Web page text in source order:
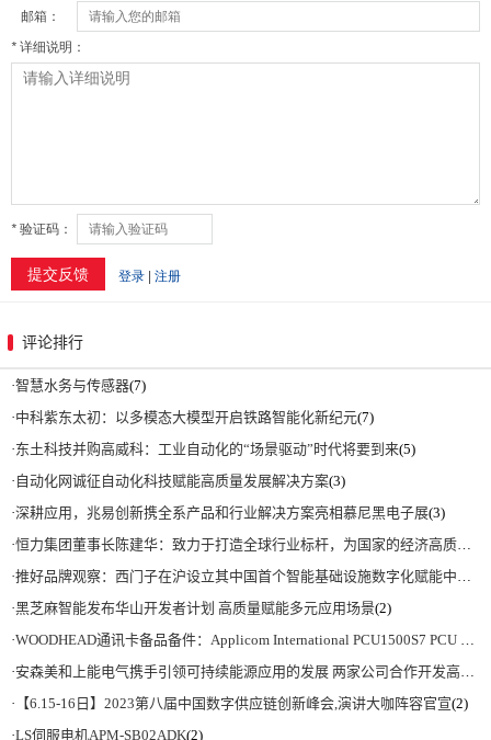
评论排行
·智慧水务与传感器(7)
·中科紫东太初：以多模态大模型开启铁路智能化新纪元(7)
·东土科技并购高威科：工业自动化的“场景驱动”时代将要到来(5)
· 自动化网诚征自动化科技赋能高质量发展解决方案(3)
·深耕应用，兆易创新携全系产品和行业解决方案亮相慕尼黑电子展(3)
·恒力集团董事长陈建华：致力于打造全球行业标杆，为国家的经济高质量发展贡献更大力量|上海电气集团党委书记、董事长吴磊来访
·推好品牌观察：西门子在沪设立其中国首个智能基础设施数字化赋能中心
·黑芝麻智能发布华山开发者计划 高质量赋能多元应用场景(2)
·WOODHEAD通讯卡备品备件：Applicom International PCU1500S7 PCU 1500 S7 V4.5.0
·安森美和上能电气携手引领可持续能源应用的发展 两家公司合作开发高性能储能和太阳能组串式逆变器方案 以实现可持续的未来
· 【6.15-16日】2023第八届中国数字供应链创新峰会,演讲大咖阵容官宣(2)
·LS伺服电机APM-SB02ADK(2)